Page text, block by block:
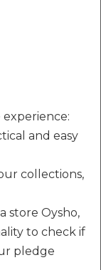
experience:
and easy
collections,
store Oysho,
to check if
pledge